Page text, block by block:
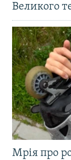
Великого
Мрія про